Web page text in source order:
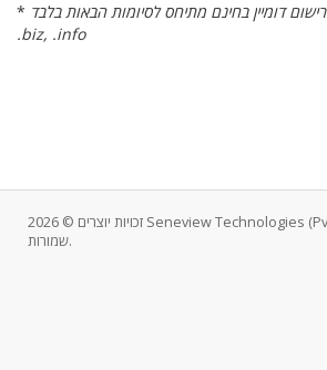
* רישום דומיין בחינם מתיחס לסיומות הבאות בלבד: .com, .net, .org,
.biz, .info
זכויות יוצרים © 2026 Seneview Technologies (Pvt) Ltd. כל הזכויות
שמורות.